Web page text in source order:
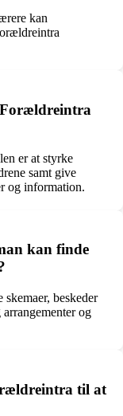
kan
Forældreintra
er at styrke
samt give
og information.
kan finde
beskeder
og
til at